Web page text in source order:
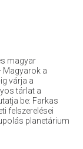
magyar
Magyarok a
várja a
tárlat a
be: Farkas
felszerelései
planetárium